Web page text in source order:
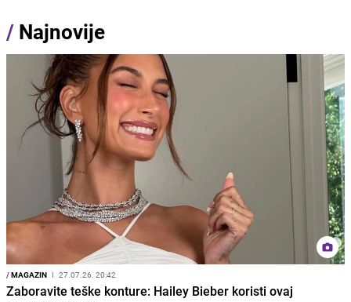
/ Najnovije
/MAGAZIN I 27.07.26. 20:42
Zaboravite teške konture: Hailey Bieber koristi ovaj